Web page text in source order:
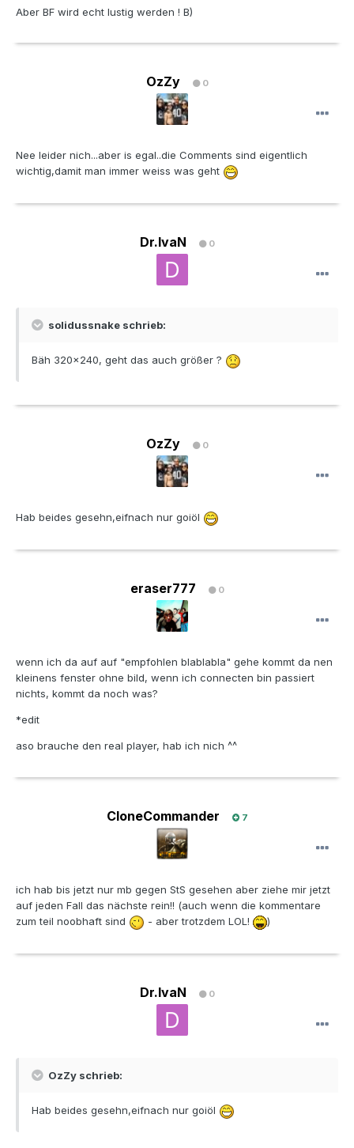
Aber BF wird echt lustig werden ! B)
OzZy 0
Nee leider nich...aber is egal..die Comments sind eigentlich
wichtig,damit man immer weiss was geht
Dr.IvaN 0
solidussnake schrieb:
Bäh 320x240, geht das auch größer ?
OzZy 0
Hab beides gesehn,eifnach nur goiöl
eraser777 0
wenn ich da auf auf "empfohlen blablabla" gehe kommt da nen
kleinens fenster ohne bild, wenn ich connecten bin passiert
nichts, kommt da noch was?
*edit
aso brauche den real player, hab ich nich ^^
CloneCommander 7
ich hab bis jetzt nur mb gegen StS gesehen aber ziehe mir jetzt
auf jeden Fall das nächste rein!! (auch wenn die kommentare
zum teil noobhaft sind
- aber trotzdem LOL! )
Dr.IvaN 0
OzZy schrieb:
Hab beides gesehn,eifnach nur goiöl